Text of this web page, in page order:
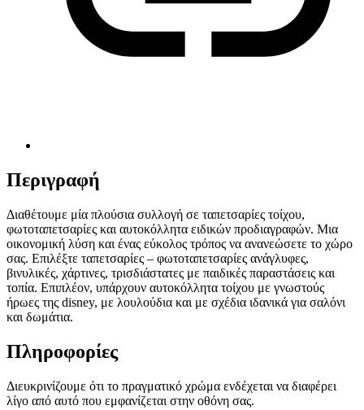
Περιγραφή
Διαθέτουμε μία πλούσια συλλογή σε ταπετσαρίες τοίχου,
φωτοταπετσαρίες και αυτοκόλλητα ειδικών προδιαγραφών. Μια
οικονομική λύση και ένας εύκολος τρόπος να ανανεώσετε το χώρο
σας. Επιλέξτε ταπετσαρίες – φωτοταπετσαρίες ανάγλυφες,
βινυλικές, χάρτινες, τρισδιάστατες με παιδικές παραστάσεις και
τοπία. Επιπλέον, υπάρχουν αυτοκόλλητα τοίχου με γνωστούς
ήρωες της disney, με λουλούδια και με σχέδια ιδανικά για σαλόνι
και δωμάτια.
Πληροφορίες
Διευκρινίζουμε ότι το πραγματικό χρώμα ενδέχεται να διαφέρει
λίγο από αυτό που εμφανίζεται στην οθόνη σας.